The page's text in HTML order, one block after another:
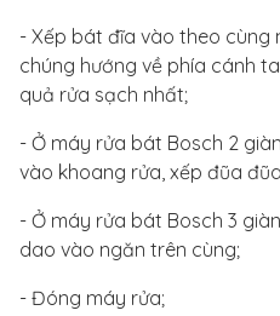
- Xếp bát đĩa vào theo cùng
chúng hướng về phía cánh
quả rửa sạch nhất;
- Ở máy rửa bát Bosch 2
vào khoang rửa, xếp đũa
- Ở máy rửa bát Bosch 3
dao vào ngăn trên cùng;
- Đóng máy rửa;